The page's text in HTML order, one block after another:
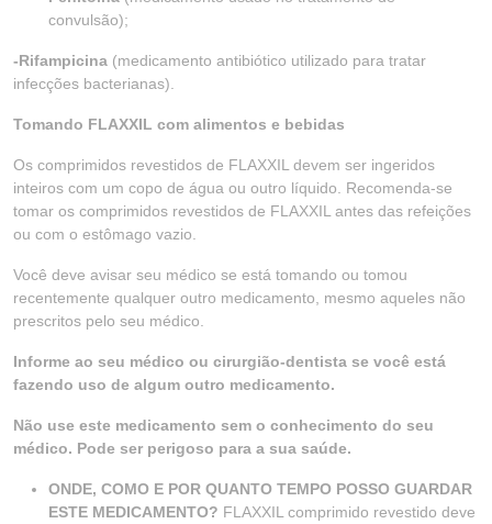
convulsão);
-Rifampicina (medicamento antibiótico utilizado para tratar
infecções bacterianas).
Tomando FLAXXIL com alimentos e bebidas
Os comprimidos revestidos de FLAXXIL devem ser ingeridos
inteiros com um copo de água ou outro líquido. Recomenda-se
tomar os comprimidos revestidos de FLAXXIL antes das refeições
ou com o estômago vazio.
Você deve avisar seu médico se está tomando ou tomou
recentemente qualquer outro medicamento, mesmo aqueles não
prescritos pelo seu médico.
Informe ao seu médico ou cirurgião-dentista se você está
fazendo uso de algum outro medicamento.
Não use este medicamento sem o conhecimento do seu
médico. Pode ser perigoso para a sua saúde.
ONDE, COMO E POR QUANTO TEMPO POSSO GUARDAR
ESTE MEDICAMENTO? FLAXXIL comprimido revestido deve